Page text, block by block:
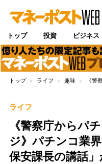
トップ 投資 ビジネス
トップ ライフ 趣味 《警
ライフ
《警察庁からパ
ジ》パチンコ業
保安課長の講話